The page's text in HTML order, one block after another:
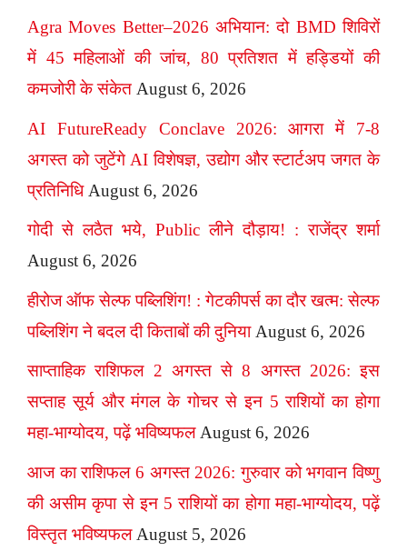
Agra Moves Better–2026 अभियान: दो BMD शिविरों
में 45 महिलाओं की जांच, 80 प्रतिशत में हड्डियों की
कमजोरी के संकेत August 6, 2026
AI FutureReady Conclave 2026: आगरा में 7-8
अगस्त को जुटेंगे AI विशेषज्ञ, उद्योग और स्टार्टअप जगत के
प्रतिनिधि August 6, 2026
गोदी से लठैत भये, Public लीने दौड़ाय! : राजेंद्र शर्मा
August 6, 2026
हीरोज ऑफ सेल्फ पब्लिशिंग! : गेटकीपर्स का दौर खत्म: सेल्फ
पब्लिशिंग ने बदल दी किताबों की दुनिया August 6, 2026
साप्ताहिक राशिफल 2 अगस्त से 8 अगस्त 2026: इस
सप्ताह सूर्य और मंगल के गोचर से इन 5 राशियों का होगा
महा-भाग्योदय, पढ़ें भविष्यफल August 6, 2026
आज का राशिफल 6 अगस्त 2026: गुरुवार को भगवान विष्णु
की असीम कृपा से इन 5 राशियों का होगा महा-भाग्योदय, पढ़ें
विस्तृत भविष्यफल August 5, 2026